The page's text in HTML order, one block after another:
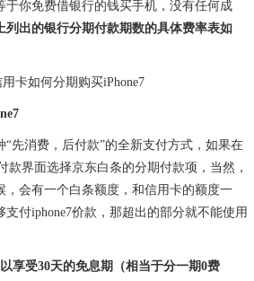
于你免费借银行的钱买手机，没有任何成
列出的银行分期付款期数的具体费率表如
先消费，后付款”的全新支付方式，如果在
款界面选择京东白条的分期付款项，当然，
，会有一个白条额度，和信用卡的额度一
付iphone7价款，那超出的部分就不能使用
享受30天的免息期（相当于分一期0费